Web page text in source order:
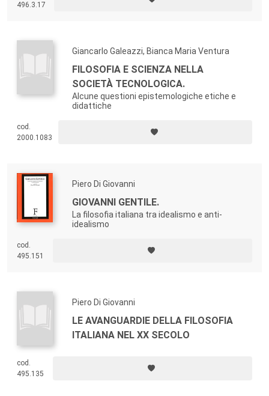
496.3.17
Giancarlo Galeazzi, Bianca Maria Ventura
FILOSOFIA E SCIENZA NELLA
SOCIETÀ TECNOLOGICA.
Alcune questioni epistemologiche etiche e
didattiche
cod.
2000.1083
Piero Di Giovanni
GIOVANNI GENTILE.
La filosofia italiana tra idealismo e anti-
idealismo
cod.
495.151
Piero Di Giovanni
LE AVANGUARDIE DELLA FILOSOFIA
ITALIANA NEL XX SECOLO
cod.
495.135